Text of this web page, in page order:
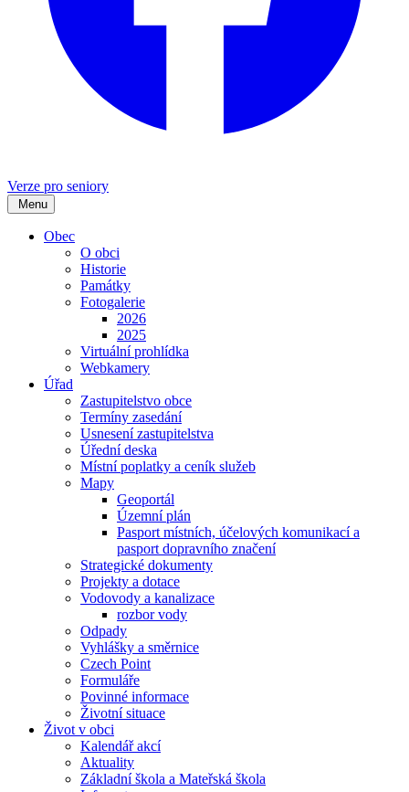
Verze pro seniory
Menu
Obec
O obci
Historie
Památky
Fotogalerie
2026
2025
Virtuální prohlídka
Webkamery
Úřad
Zastupitelstvo obce
Termíny zasedání
Usnesení zastupitelstva
Úřední deska
Místní poplatky a ceník služeb
Mapy
Geoportál
Územní plán
Pasport místních, účelových komunikací a
pasport dopravního značení
Strategické dokumenty
Projekty a dotace
Vodovody a kanalizace
rozbor vody
Odpady
Vyhlášky a směrnice
Czech Point
Formuláře
Povinné informace
Životní situace
Život v obci
Kalendář akcí
Aktuality
Základní škola a Mateřská škola